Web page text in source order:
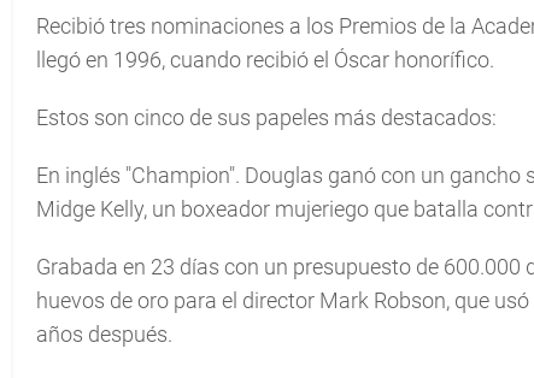
Recibió tres nominaciones a los Premios de la
llegó en 1996, cuando recibió el Óscar honorífico.
Estos son cinco de sus papeles más destacados:
En inglés "Champion". Douglas ganó con un
Midge Kelly, un boxeador mujeriego que batalla
Grabada en 23 días con un presupuesto de
huevos de oro para el director Mark Robson, que
años después.